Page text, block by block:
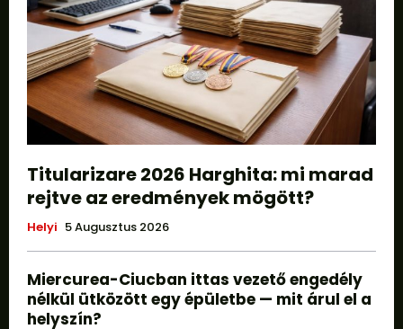
Titularizare 2026 Harghita: mi marad
rejtve az eredmények mögött?
Helyi 5 Augusztus 2026
Miercurea-Ciucban ittas vezető engedély
nélkül ütközött egy épületbe — mit árul el a
helyszín?